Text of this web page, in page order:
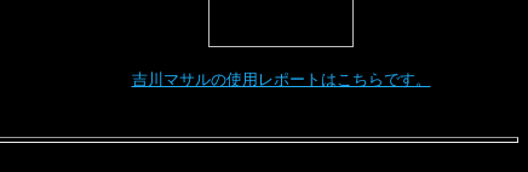
吉川マサルの使用レポートはこちらです。